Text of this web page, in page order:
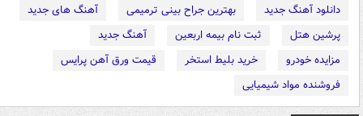
دانلود آهنگ جدید
بهترین جراح بینی ترمیمی
آهنگ های جدید
پرشین هتل
ثبت نام بیمه اربعین
آهنگ جدید
مزایده خودرو
خرید بلیط استخر
قیمت ورق آهن پرایس
فروشنده مواد شیمیایی